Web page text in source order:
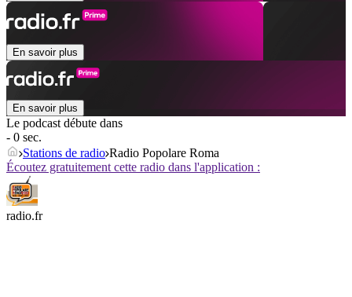
En savoir plus
En savoir plus
Le podcast débute dans
- 0 sec.
Stations de radio Radio Popolare Roma
Écoutez gratuitement cette radio dans l'application :
radio.fr